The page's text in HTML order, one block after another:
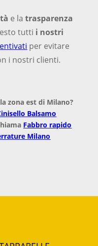
e la trasparenza
tutti i nostri
per evitare
i nostri clienti.
zona est di Milano?
Balsamo
Fabbro rapido
Milano